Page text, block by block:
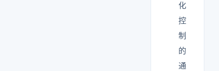
化
控
制
的
通